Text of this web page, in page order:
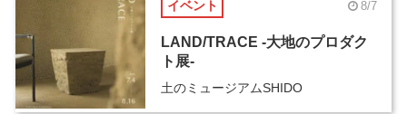
イベント 8/7
LAND/TRACE -大地のプロダク
ト展-
土のミュージアムSHIDO